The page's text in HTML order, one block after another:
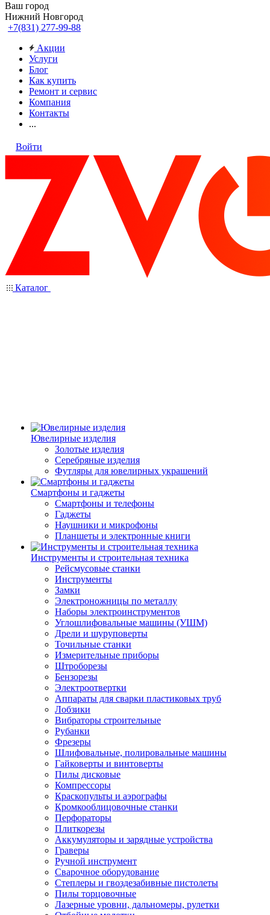
Ваш город
Нижний Новгород
+7(831) 277-99-88
Акции
Услуги
Блог
Как купить
Ремонт и сервис
Компания
Контакты
...
Войти
Каталог
Ювелирные изделия
Золотые изделия
Серебряные изделия
Футляры для ювелирных украшений
Смартфоны и гаджеты
Смартфоны и телефоны
Гаджеты
Наушники и микрофоны
Планшеты и электронные книги
Инструменты и строительная техника
Рейсмусовые станки
Инструменты
Замки
Электроножницы по металлу
Наборы электроинструментов
Углошлифовальные машины (УШМ)
Дрели и шуруповерты
Точильные станки
Измерительные приборы
Штроборезы
Бензорезы
Электроотвертки
Аппараты для сварки пластиковых труб
Лобзики
Вибраторы строительные
Рубанки
Фрезеры
Шлифовальные, полировальные машины
Гайковерты и винтоверты
Пилы дисковые
Компрессоры
Краскопульты и аэрографы
Кромкооблицовочные станки
Перфораторы
Плиткорезы
Аккумуляторы и зарядные устройства
Граверы
Ручной инструмент
Сварочное оборудование
Степлеры и гвоздезабивные пистолеты
Пилы торцовочные
Лазерные уровни, дальномеры, рулетки